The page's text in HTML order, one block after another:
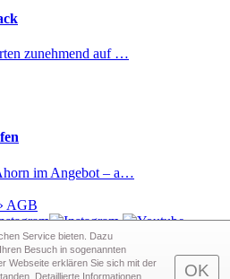
zunehmend auf …
im Angebot – a…
AGB
8 · 19053 Schwerin
Service bieten. Dazu
Besuch in sogenann­ten
Webseite erklären Sie sich mit der
Detaillierte Informationen
OK